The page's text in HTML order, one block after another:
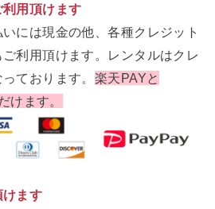
用頂けます
には現金の他、各種クレジット
利用頂けます。レンタルはクレ
ております。 楽天PAYと
けます。
けます